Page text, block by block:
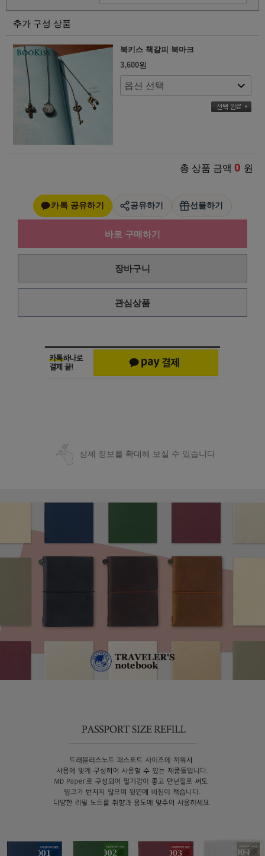
추가 구성 상품
북키스 책갈피 북마크
3,600원
총 상품 금액 0 원
카톡 공유하기 공유하기 선물하기
바로 구매하기
장바구니
관심상품
상세 정보를 확대해 보실 수 있습니다